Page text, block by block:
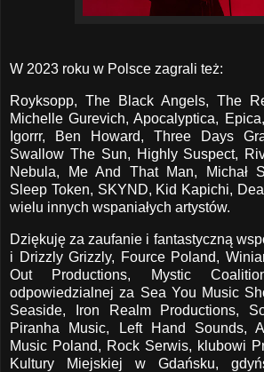
W 2023 roku w Polsce zagrali też:
Royksopp, The Black Angels, The
Michelle Gurevich, Apocalyptica,
Igorrr, Ben Howard, Three Days
Swallow The Sun, Highly Suspect,
Nebula, Me And That Man, Michał
Sleep Token, SKYND, Kid Kapichi,
wielu innych wspaniałych artystów.
Dziękuję za zaufanie i fantastyczną
i Drizzly Grizzly, Fource Poland,
Out Productions, Mystic
odpowiedzialnej za Sea You Music
Seaside, Iron Realm Productions,
Piranha Music, Left Hand Sounds,
Music Poland, Rock Serwis, klubowi
Kultury Miejskiej w Gdańsku,